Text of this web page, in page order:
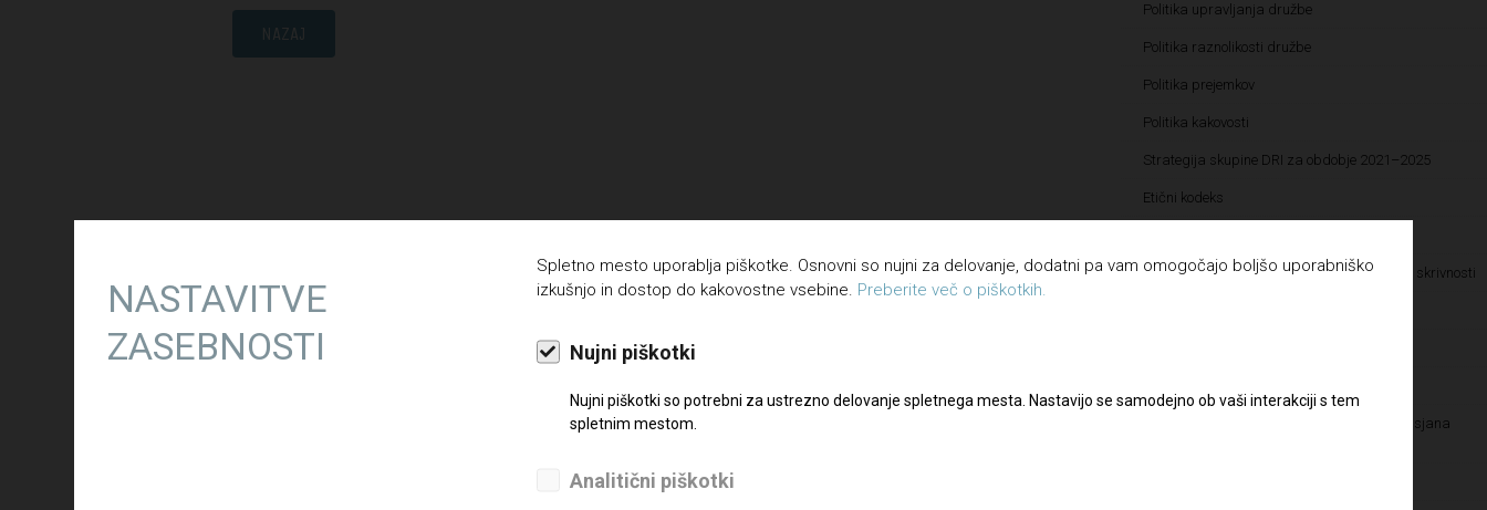
NAZAJ
Politika upravljanja družbe
Politika raznolikosti družbe
Politika prejemkov
Politika kakovosti
Strategija skupine DRI za obdobje 2021–2025
Etični kodeks
Pravilnik o določanju in varovanju poslovnih skrivnosti
Kultura pravičnosti – Letališče Edvarda Rusjana
NASTAVITVE
ZASEBNOSTI
Spletno mesto uporablja piškotke. Osnovni so nujni za delovanje, dodatni pa vam omogočajo boljšo uporabniško
izkušnjo in dostop do kakovostne vsebine. Preberite več o piškotkih.
Nujni piškotki
Nujni piškotki so potrebni za ustrezno delovanje spletnega mesta. Nastavijo se samodejno ob vaši interakciji s tem
spletnim mestom.
Analitični piškotki